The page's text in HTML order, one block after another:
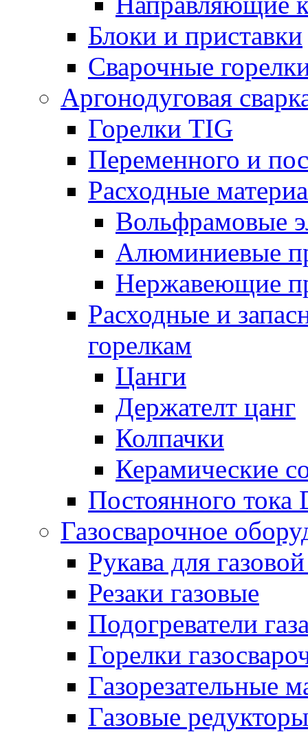
Блоки и приставки
Сварочные
Аргонодуговая
Горелки TIG
Переменного и
Расходные
Вольфрамовые
Алюминиевые
Нержавеющие
Расходные и
горелкам
Цанги
Держателт цанг
Колпачки
Керамические
Постоянного тока
Газосварочное
Рукава для
Резаки газовые
Подогреватели
Горелки
Газорезательные
Газовые редукторы